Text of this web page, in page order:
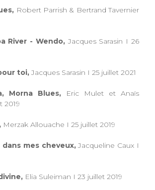
Robert Parrish & Bertrand Tavernier
River - Wendo,Jacques Sarasin I 26
toi,Jacques Sarasin I 25 juillet 2021
Morna Blues,
Eric Mulet et Anaïs
2019
Merzak Allouache I 25 juillet 2019
mes cheveux,Jacqueline Caux I
Elia Suleiman I 23 juillet 2019